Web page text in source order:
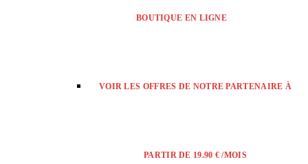
BOUTIQUE EN LIGNE
VOIR LES OFFRES DE NOTRE PARTENAIRE À
PARTIR DE 19.90 € /MOIS